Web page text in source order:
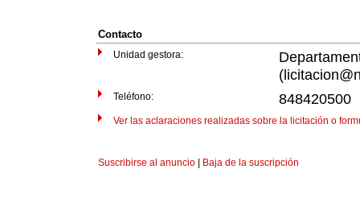
Contacto
Unidad gestora:
Teléfono: 848420500
Ver las aclaraciones realizadas sobre la licitación o
Suscribirse al anuncio Baja de la suscripción